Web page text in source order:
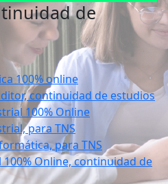
de
100% online
continuidad de estudios
100% Online
para TNS
para TNS
Online, continuidad de